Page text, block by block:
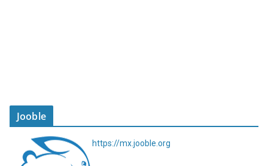
Jooble
https://mx.jooble.org